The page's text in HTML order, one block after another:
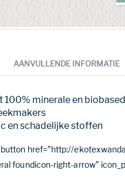
AANVULLENDE INFORMATIE
100% minerale en
en schadelijke stoffen
href=”http://
foundicon-right-arrow”